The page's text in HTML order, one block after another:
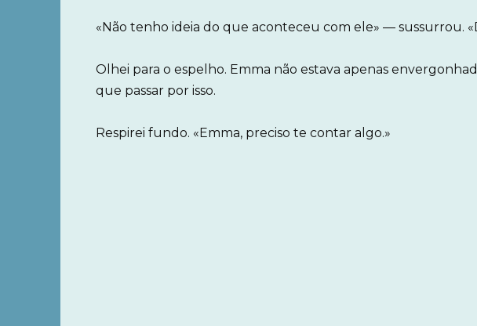
«Não tenho ideia do que aconteceu com ele» — sussurrou.
Olhei para o espelho. Emma não estava apenas
que passar por isso.
Respirei fundo. «Emma, preciso te contar algo.»